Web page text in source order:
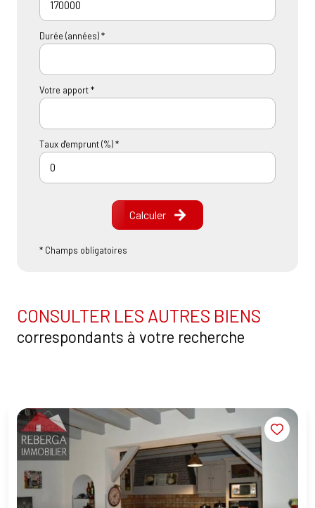
Durée (années) *
Votre apport *
Taux d'emprunt (%) *
Calculer
* Champs obligatoires
CONSULTER LES AUTRES BIENS
correspondants à votre recherche